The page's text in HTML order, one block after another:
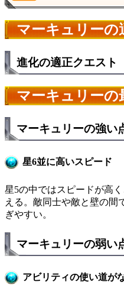
マーキュリーの
進化の適正クエスト
マーキュリーの
マーキュリーの強い
星6並に高いスピード
星5の中ではスピードが高
える。敵同士や敵と壁の間
ぎやすい。
マーキュリーの弱い
アビリティの使い道が